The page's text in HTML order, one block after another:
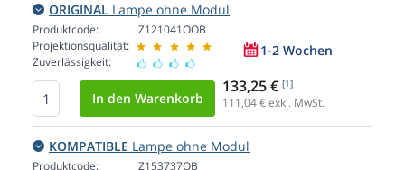
ORIGINAL Lampe ohne Modul
Produktcode:
Projektionsqualität:
Zuverlässigkeit:
Z121041OOB
1-2 Wochen
133,25 € [1]
111,04€ exkl. MwSt.
KOMPATIBLE Lampe ohne Modul
Produktcode: Z153737OB